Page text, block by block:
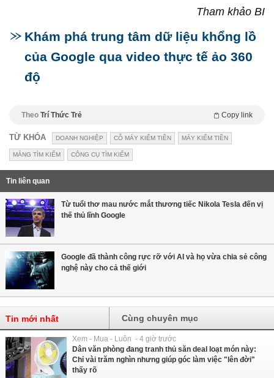
Tham khảo BI
Khám phá trung tâm dữ liệu khổng lồ
của Google qua video thực tế ảo 360
độ
Theo Trí Thức Trẻ Copy link
TỪ KHÓA DOANH NGHIỆP CỖ MÁY KIẾM TIỀN MÁY KIẾM TIỀN
MẢNG TÌM KIẾM CÔNG CỤ TÌM KIẾM
Tin liên quan
Từ tuổi thơ mau nước mắt thương tiếc Nikola Tesla đến vị
thế thủ lĩnh Google
Google đã thành công rực rỡ với AI và họ vừa chia sẻ công
nghệ này cho cả thế giới
Tin mới nhất Cùng chuyên mục
Xem - Mua - Luôn - 4 giờ trước
Dân văn phòng đang tranh thủ săn deal loạt món này:
Chỉ vài trăm nghìn nhưng giúp góc làm việc "lên đời"
thấy rõ